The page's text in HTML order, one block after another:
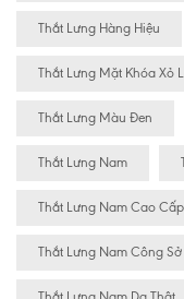
Thắt Lưng Hàng Hiệu
Thắt Lưng Mặt Khóa Xỏ
Thắt Lưng Màu Đen
Thắt Lưng Nam
Thắt Lưng Nam Cao Cấp
Thắt Lưng Nam Công Sở